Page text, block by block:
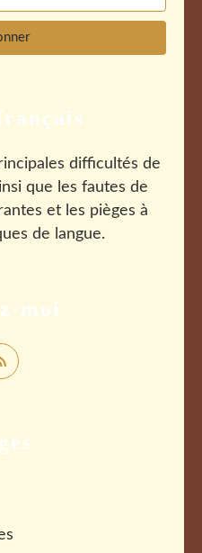
moi
difficultés de
que les fautes de
et les pièges à
de langue.